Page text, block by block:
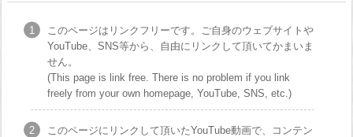
このページはリンクフリーです。ご自身のウェブサイトや
YouTube、SNS等から、自由にリンクして頂いてかまいま
せん。
(This page is link free. There is no problem if you link
freely from your own homepage, YouTube, SNS, etc.)
このページにリンクして頂いたYouTube動画で、コンテン